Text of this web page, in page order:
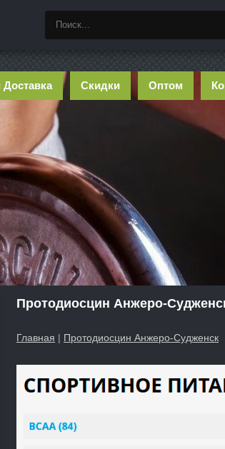
Скидки Оптом
Протодиосцин Анжеро-
Главная | Протодиосцин Анжеро-Судженск